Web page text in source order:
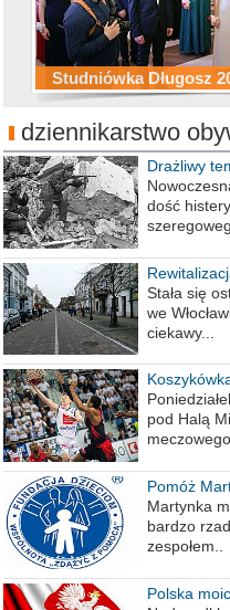
Studniówka Długosz
ZS Budowlanych
Studniówka LZK
dziennikarstwo
Drażliwy
berlińska
dość
Stała się
we
ciekawy...
pod Halą
Pomóż
Martynka
bardzo
zespołem..
Polska